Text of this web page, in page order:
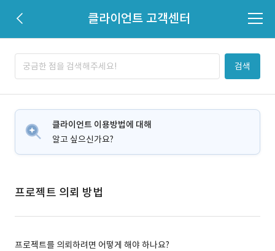
클라이언트 고객센터
검색
클라이언트 이용방법에 대해
알고 싶으신가요?
프로젝트 의뢰 방법
프로젝트를 의뢰하려면 어떻게 해야 하나요?